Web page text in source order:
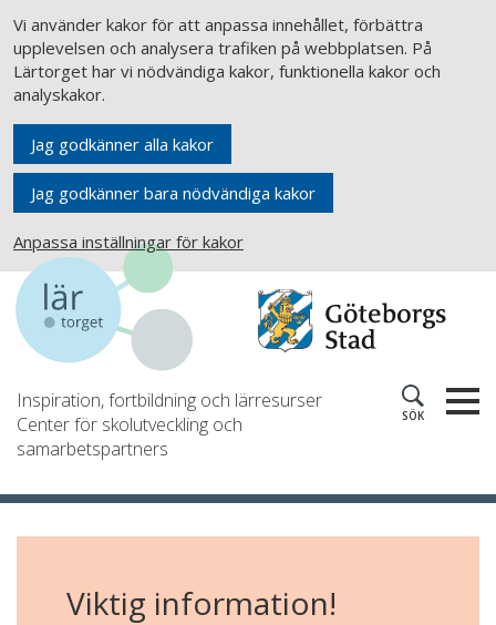
Vi använder kakor för att anpassa innehållet, förbättra
upplevelsen och analysera trafiken på webbplatsen. På
Lärtorget har vi nödvändiga kakor, funktionella kakor och
analyskakor.
Jag godkänner alla kakor
Jag godkänner bara nödvändiga kakor
Anpassa inställningar för kakor
Inspiration, fortbildning och lärresurser
Center för skolutveckling och
samarbetspartners
SÖK
Viktig information!